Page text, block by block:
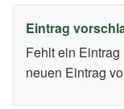
Eintrag
Fehlt ein
neuen Eintrag